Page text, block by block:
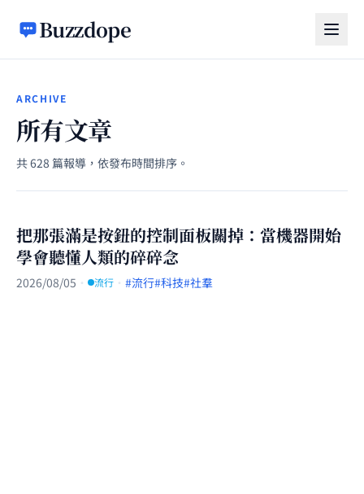
Buzzdope
ARCHIVE
所有文章
共 628 篇報導，依發布時間排序。
把那張滿是按鈕的控制面板關掉：當機器開始
學會聽懂人類的碎碎念
2026/08/05 · 流行 · #流行#科技#社羣